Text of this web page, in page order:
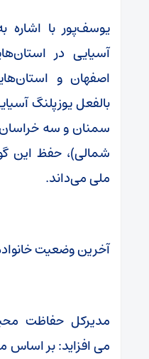
یوسف‌پور با اشاره
آسیایی در
اصفهان و
بالفعل یوزپلنگ
سمنان و سه
شمالی)، حفظ این
ملی می‌داند.
آخرین وضعیت
مدیرکل حفاظت
می افزاید: بر اساس